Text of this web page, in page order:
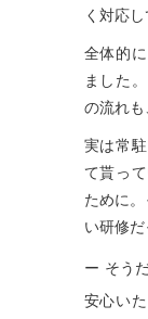
く対応
全体的
ました
の流れも
実は常
て貰っ
ために
い研修だ
ー そう
安心い